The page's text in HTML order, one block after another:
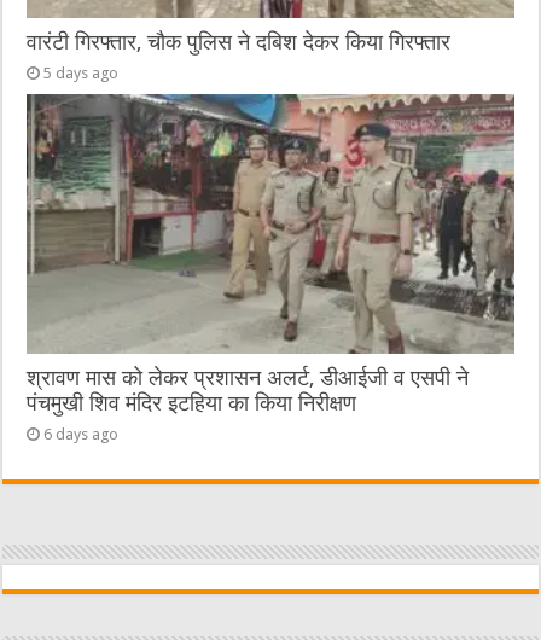
वारंटी गिरफ्तार, चौक पुलिस ने दबिश देकर किया गिरफ्तार
5 days ago
श्रावण मास को लेकर प्रशासन अलर्ट, डीआईजी व एसपी ने
पंचमुखी शिव मंदिर इटहिया का किया निरीक्षण
6 days ago